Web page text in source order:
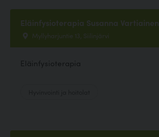
Eläinfysioterapia Susanna Vartiainen
Myllyharjuntie 13, Siilinjärvi
Eläinfysioterapia